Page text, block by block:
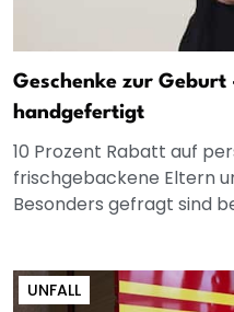
Geschenke zur
handgefertigt
10 Prozent Rabatt auf
frischgebackene Eltern
Besonders gefragt sind
UNFALL